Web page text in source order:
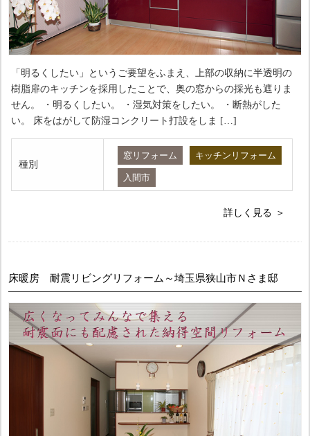
「明るくしたい」というご要望をふまえ、上部の収納に半透明の
樹脂扉のキッチンを採用したことで、奥の窓からの採光も遮りま
せん。 ・明るくしたい。 ・湿気対策をしたい。 ・断熱がした
い。 床をはがして防湿コンクリート打設をしま […]
種別
窓リフォーム キッチンリフォーム
入間市
詳しく見る
床暖房 耐震リビングリフォーム～埼玉県狭山市Ｎさま邸